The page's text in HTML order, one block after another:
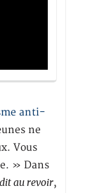
anti-
ne
Vous
» Dans
au revoir,